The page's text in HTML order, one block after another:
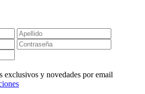
exclusivos y novedades por email